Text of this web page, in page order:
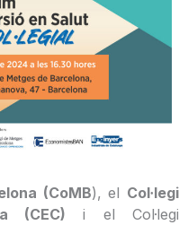
(CoMB), el Col·legi
(CEC) i el Col·legi